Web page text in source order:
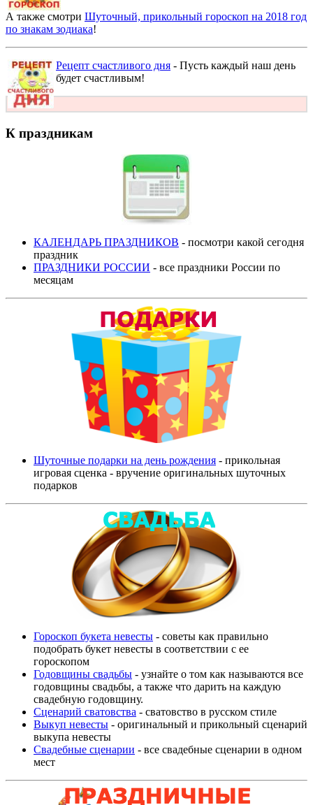
А также смотри Шуточный, прикольный гороскоп на 2018 год
по знакам зодиака!
Рецепт счастливого дня - Пусть каждый наш день
будет счастливым!
К праздникам
КАЛЕНДАРЬ ПРАЗДНИКОВ - посмотри какой сегодня
праздник
ПРАЗДНИКИ РОССИИ - все праздники России по
месяцам
Шуточные подарки на день рождения - прикольная
игровая сценка - вручение оригинальных шуточных
подарков
Гороскоп букета невесты - советы как правильно
подобрать букет невесты в соответствии с ее
гороскопом
Годовщины свадьбы - узнайте о том как называются все
годовщины свадьбы, а также что дарить на каждую
свадебную годовщину.
Сценарий сватовства - сватовство в русском стиле
Выкуп невесты - оригинальный и прикольный сценарий
выкупа невесты
Свадебные сценарии - все свадебные сценарии в одном
мест